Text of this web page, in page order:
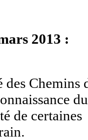
2013 :
Chemins
du
de certaines